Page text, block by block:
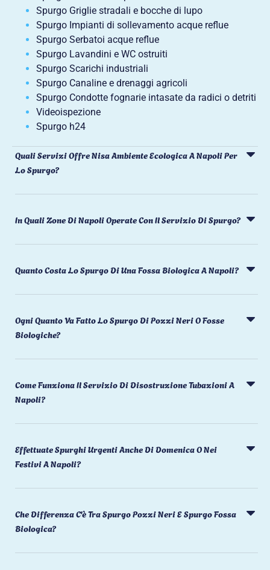
Spurgo Griglie stradali e bocche di lupo
Spurgo Impianti di sollevamento acque reflue
Spurgo Serbatoi acque reflue
Spurgo Lavandini e WC ostruiti
Spurgo Scarichi industriali
Spurgo Canaline e drenaggi agricoli
Spurgo Condotte fognarie intasate da radici o detriti
Videoispezione
Spurgo h24
Quali Servizi Offre Nisa Ambiente Ecologica A Napoli Per
Lo Spurgo?
In Quali Zone Di Napoli Operate Con Il Servizio Di Spurgo?
Quanto Costa Lo Spurgo Di Una Fossa Biologica A Napoli?
Ogni Quanto Va Fatto Lo Spurgo Di Pozzi Neri O Fosse
Biologiche?
Come Funziona Il Servizio Di Disostruzione Tubazioni A
Napoli?
Effettuate Spurghi Urgenti Anche Di Domenica O Nei
Festivi A Napoli?
Che Differenza C'è Tra Spurgo Pozzi Neri E Spurgo Fossa
Biologica?